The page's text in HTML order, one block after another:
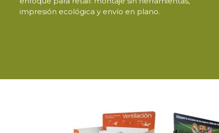
impresión ecológica y envío en plano.